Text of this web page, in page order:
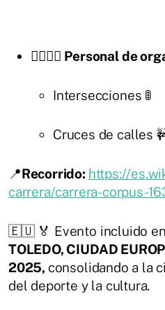
👷‍♂️👷‍♀️ Personal de
Intersecciones 🚦
Cruces de calles
📍Recorrido: https://
carrera/carrera-corpus-
🇪🇺 🏅 Evento incluido
TOLEDO, CIUDAD
2025, consolidando a la
del deporte y la cultura.